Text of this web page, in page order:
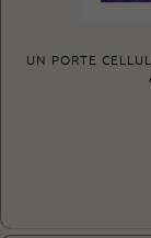
UN PORTE